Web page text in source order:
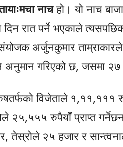
नाचहो। यो नाच
दिन रात पर्ने भएकाले
अर्जुनकुमार
अनुमान गरिएको छ, जसमा
विजेताले
२५,५५५ रुपैयाँ प्राप्त
तेस्रोले २५ हजार र